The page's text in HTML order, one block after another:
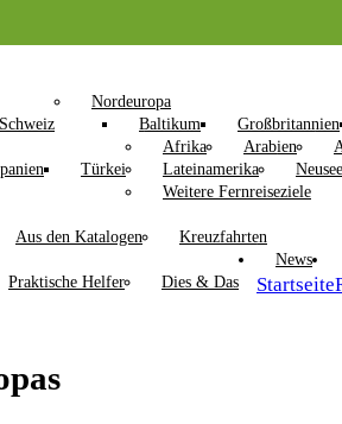
Schweiz
Nordeuropa
Baltikum
Großbritannien
Türkei
Afrika Arabien
Lateinamerika
Weitere Fernreiseziele
Aus den Katalogen
Kreuzfahrten
Praktische Helfer Dies & Das
News
Startseite